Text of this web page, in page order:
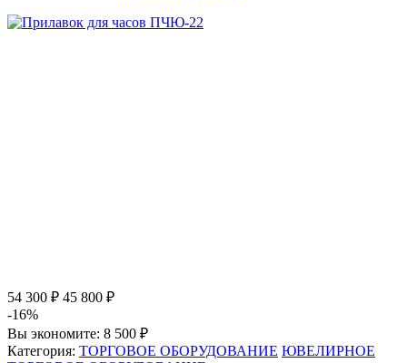
54 300 ₽ 45 800 ₽
-16%
Вы экономите: 8 500 ₽
Категория: ТОРГОВОЕ ОБОРУДОВАНИЕ ЮВЕЛИРНОЕ